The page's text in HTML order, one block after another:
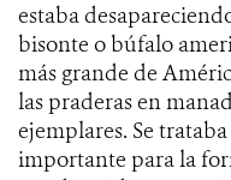
estaba
bisonte o búfalo
más grande de
las praderas en
ejemplares. Se
importante para la